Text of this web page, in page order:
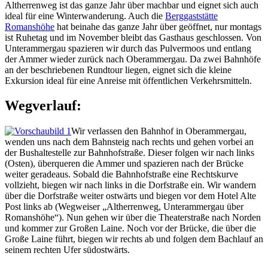
Altherrenweg ist das ganze Jahr über machbar und eignet sich auch
ideal für eine Winterwanderung. Auch die Berggaststätte
Romanshöhe hat beinahe das ganze Jahr über geöffnet, nur montags
ist Ruhetag und im November bleibt das Gasthaus geschlossen. Von
Unterammergau spazieren wir durch das Pulvermoos und entlang
der Ammer wieder zurück nach Oberammergau. Da zwei Bahnhöfe
an der beschriebenen Rundtour liegen, eignet sich die kleine
Exkursion ideal für eine Anreise mit öffentlichen Verkehrsmitteln.
Wegverlauf:
Wir verlassen den Bahnhof in Oberammergau,
wenden uns nach dem Bahnsteig nach rechts und gehen vorbei an
der Bushaltestelle zur Bahnhofstraße. Dieser folgen wir nach links
(Osten), überqueren die Ammer und spazieren nach der Brücke
weiter geradeaus. Sobald die Bahnhofstraße eine Rechtskurve
vollzieht, biegen wir nach links in die Dorfstraße ein. Wir wandern
über die Dorfstraße weiter ostwärts und biegen vor dem Hotel Alte
Post links ab (Wegweiser „Altherrenweg, Unterammergau über
Romanshöhe“). Nun gehen wir über die Theaterstraße nach Norden
und kommer zur Großen Laine. Noch vor der Brücke, die über die
Große Laine führt, biegen wir rechts ab und folgen dem Bachlauf an
seinem rechten Ufer südostwärts.